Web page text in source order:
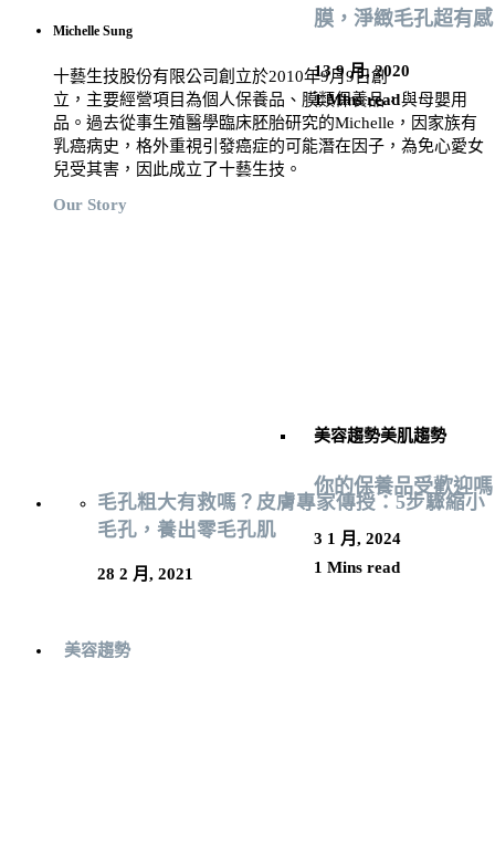
膜，淨緻毛孔超有
13 9 月, 2020
1 Mins read
美容趨勢美肌趨勢
你的保養品受歡迎
3 1 月, 2024
1 Mins read
美容趨勢
Michelle Sung
十藝生技股份有限公司創立於2010年9月9日創
立，主要經營項目為個人保養品、膜類保養品，與母嬰用
品。過去從事生殖醫學臨床胚胎研究的Michelle，因家族有
乳癌病史，格外重視引發癌症的可能潛在因子，為免心愛女
兒受其害，因此成立了十藝生技。
Our Story
毛孔粗大有救嗎？皮膚專家傳授：5步驟縮小
毛孔，養出零毛孔肌
28 2 月, 2021